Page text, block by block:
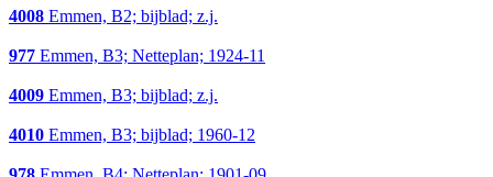
4008 Emmen, B2; bijblad; z.j.
977 Emmen, B3; Netteplan; 1924-11
4009 Emmen, B3; bijblad; z.j.
4010 Emmen, B3; bijblad; 1960-12